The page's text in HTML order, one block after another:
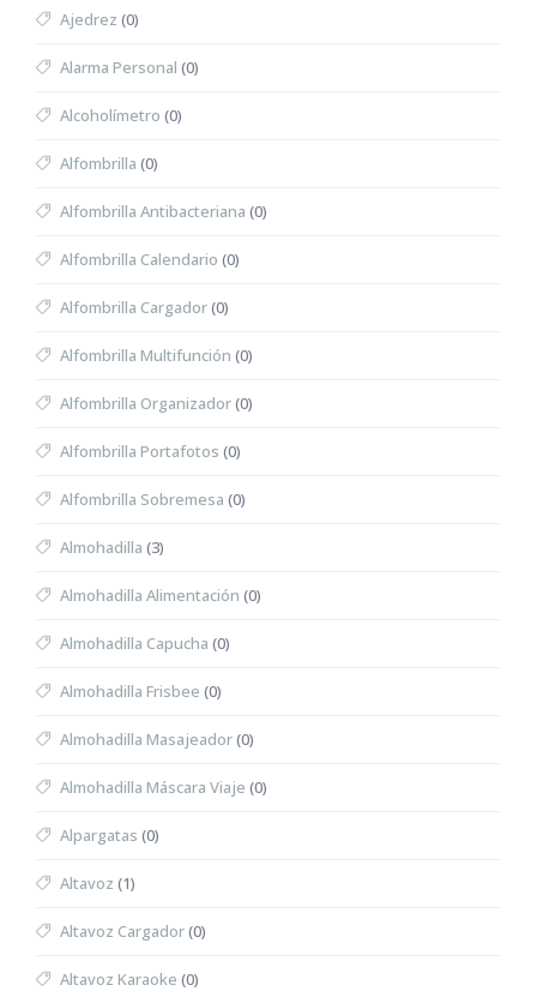
Ajedrez (0)
Alarma Personal (0)
Alcoholímetro (0)
Alfombrilla (0)
Alfombrilla Antibacteriana (0)
Alfombrilla Calendario (0)
Alfombrilla Cargador(0)
Alfombrilla Multifunción (0)
Alfombrilla Organizador(0)
Alfombrilla Portafotos (0)
Alfombrilla Sobremesa (0)
Almohadilla (3)
Almohadilla Alimentación (0)
Almohadilla Capucha (0)
Almohadilla Frisbee (0)
Almohadilla Masajeador(0)
Almohadilla Máscara Viaje (0)
Alpargatas (0)
Altavoz (1)
Altavoz Cargador(0)
Altavoz Karaoke (0)